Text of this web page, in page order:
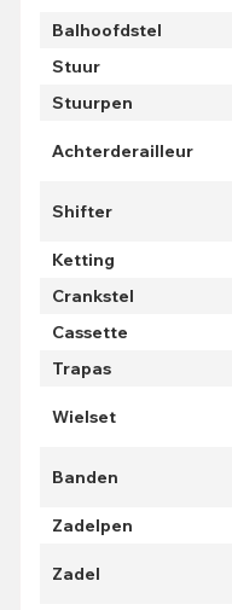
Balhoofdstel
Stuur
Stuurpen
Achterderailleur
Shifter
Ketting
Crankstel
Cassette
Trapas
Wielset
Banden
Zadelpen
Zadel